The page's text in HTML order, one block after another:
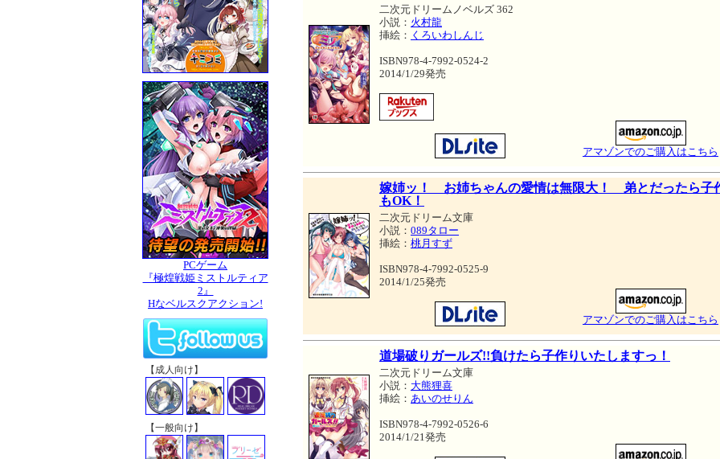
PCゲーム
『極煌戦姫ミストルティア
2』
Hなベルスクアクション!
【成人向け】
【一般向け】
二次元ドリームノベルズ 362
小説： 火村龍
挿絵： くろいわしんじ
ISBN978-4-7992-0524-2
2014/1/29発売
アマゾンでのご購入はこちら
嫁姉ッ！ お姉ちゃんの愛情は無限大！ 弟とだったら子
もOK！
二次元ドリーム文庫
小説： 089タロー
挿絵： 桃月すず
ISBN978-4-7992-0525-9
2014/1/25発売
アマゾンでのご購入はこちら
道場破りガールズ!!負けたら子作りいたしますっ！
二次元ドリーム文庫
小説： 大熊狸喜
挿絵： あいのせりん
ISBN978-4-7992-0526-6
2014/1/21発売